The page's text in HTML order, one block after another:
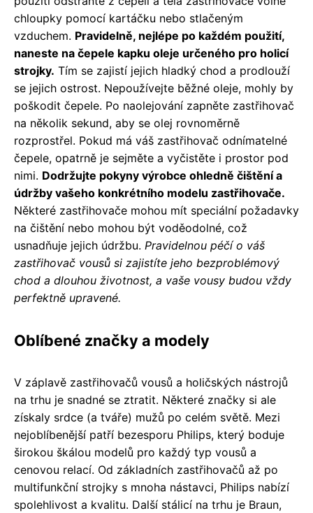
chloupky pomocí kartáčku nebo stlačeným
vzduchem. Pravidelně, nejlépe po každém použití,
naneste na čepele kapku oleje určeného pro holicí
strojky. Tím se zajistí jejich hladký chod a prodlouží
se jejich ostrost. Nepoužívejte běžné oleje, mohly by
poškodit čepele. Po naolejování zapněte zastřihovač
na několik sekund, aby se olej rovnoměrně
rozprostřel. Pokud má váš zastřihovač odnímatelné
čepele, opatrně je sejměte a vyčistěte i prostor pod
nimi. Dodržujte pokyny výrobce ohledně čištění a
údržby vašeho konkrétního modelu zastřihovače.
Některé zastřihovače mohou mít speciální požadavky
na čištění nebo mohou být voděodolné, což
usnadňuje jejich údržbu. Pravidelnou péčí o váš
zastřihovač vousů si zajistíte jeho bezproblémový
chod a dlouhou životnost, a vaše vousy budou vždy
perfektně upravené.
Oblíbené značky a modely
V záplavě zastřihovačů vousů a holičských nástrojů
na trhu je snadné se ztratit. Některé značky si ale
získaly srdce (a tváře) mužů po celém světě. Mezi
nejoblíbenější patří bezesporu Philips, který boduje
širokou škálou modelů pro každý typ vousů a
cenovou relací. Od základních zastřihovačů až po
multifunkční strojky s mnoha nástavci, Philips nabízí
spolehlivost a kvalitu. Další stálicí na trhu je Braun,